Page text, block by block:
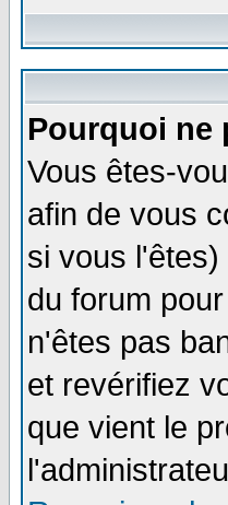
Pourquoi ne
Vous êtes-
afin de vous
si vous
du forum
n'êtes pas
et revérifiez
que vient le